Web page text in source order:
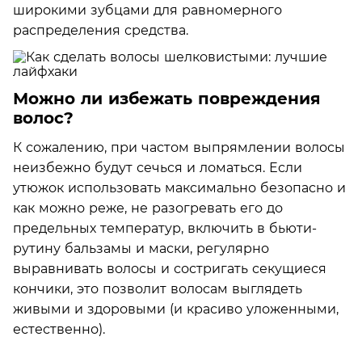
широкими зубцами для равномерного
распределения средства.
Можно ли избежать повреждения
волос?
К сожалению, при частом выпрямлении волосы
неизбежно будут сечься и ломаться. Если
утюжок использовать максимально безопасно и
как можно реже, не разогревать его до
предельных температур, включить в бьюти-
рутину бальзамы и маски, регулярно
выравнивать волосы и состригать секущиеся
кончики, это позволит волосам выглядеть
живыми и здоровыми (и красиво уложенными,
естественно).